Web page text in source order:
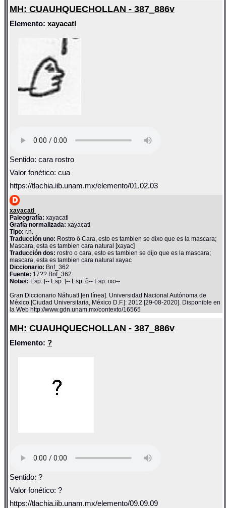
MH: CUAUHQUECHOLLAN - 387_886v
Elemento:xayacatl
Sentido: cara rostro
Valor fonético: cua
https://tlachia.iib.unam.mx/elemento/01.02.03
xayacatl
Paleografía: xayacatl
Grafía normalizada: xayacatl
Tipo: r.n.
Traducción uno: Rostro ô Cara, esto es tambien se dixo que es la mascara;
Mascara, esta es tambien cara natural [xayac]
Traducción dos: rostro o cara, esto es tambien se dijo que es la mascara;
mascara, esta es tambien cara natural xayac
Diccionario: Bnf_362
Fuente: 17?? Bnf_362
Notas: Esp: [-- Esp: ]-- Esp: ô-- Esp: ixo--
Gran Diccionario Náhuatl [en línea]. Universidad Nacional Autónoma de
México [Ciudad Universitaria, México D.F.]: 2012 [29-08-2020]. Disponible en
la Web http://www.gdn.unam.mx/contexto/16565
MH: CUAUHQUECHOLLAN - 387_886v
Elemento:?
Sentido: ?
Valor fonético: ?
https://tlachia.iib.unam.mx/elemento/09.09.09